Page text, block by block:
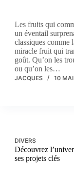
Les fruits qui
un éventail
classiques comme
miracle fruit qui
goût. Qu’on les
ou qu’on les…
JACQUES 10
DIVERS
Découvrez
ses projets clés